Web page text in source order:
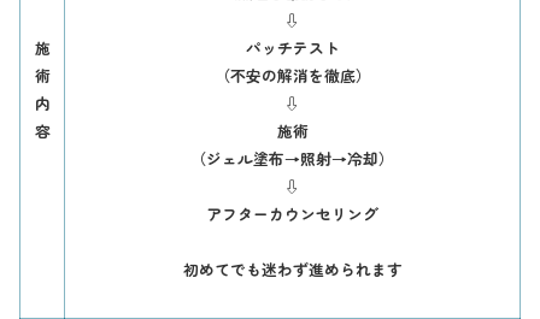
施
術
内
容
⇩
パッチテスト
（不安の解消を徹底）
⇩
施術
（ジェル塗布→照射→冷却）
⇩
アフターカウンセリング
初めてでも迷わず進められます